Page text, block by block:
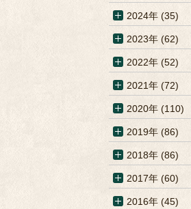
2024年 (35)
2023年 (62)
2022年 (52)
2021年 (72)
2020年 (110)
2019年 (86)
2018年 (86)
2017年 (60)
2016年 (45)